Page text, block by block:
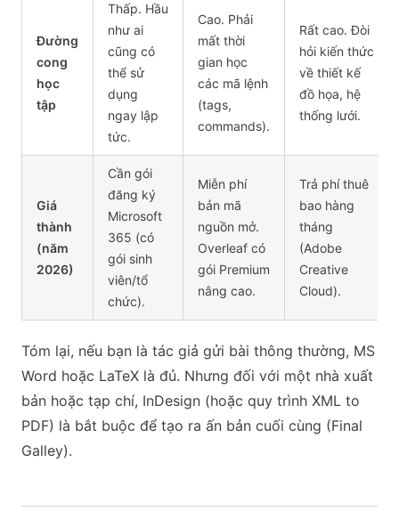
Đường
cong
học
tập
Thấp. Hầu
như ai
cũng có
thể sử
dụng
ngay lập
tức.
Cao. Phải
mất thời
gian học
các mã lệnh
(tags,
commands).
Rất cao. Đòi
hỏi kiến thức
về thiết kế
đồ họa, hệ
thống lưới.
Giá
thành
(năm
2026)
Cần gói
đăng ký
Microsoft
365 (có
gói sinh
viên/tổ
chức).
Miễn phí
bản mã
nguồn mở.
Overleaf có
gói Premium
nâng cao.
Trả phí thuê
bao hàng
tháng
(Adobe
Creative
Cloud).
Tóm lại, nếu bạn là tác giả gửi bài thông thường, MS
Word hoặc LaTeX là đủ. Nhưng đối với một nhà xuất
bản hoặc tạp chí, InDesign (hoặc quy trình XML to
PDF) là bắt buộc để tạo ra ấn bản cuối cùng (Final
Galley).